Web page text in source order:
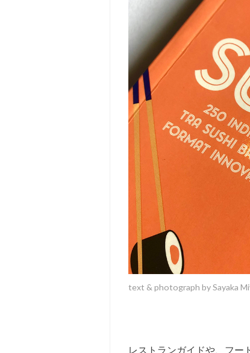
text & photograph by Sayaka
レストランガイドや、フー